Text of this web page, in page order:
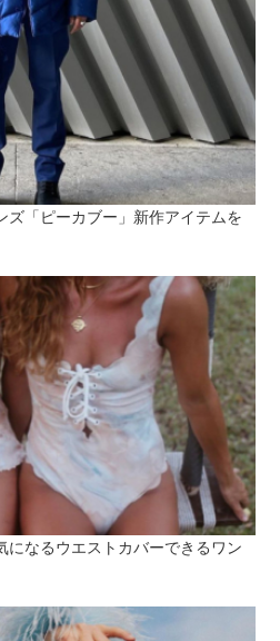
ズ「ピーカブー」新作アイテムを
になるウエストカバーできるワン